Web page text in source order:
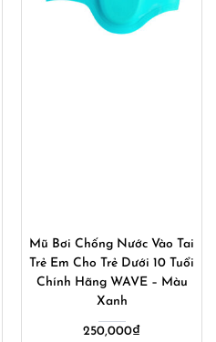
Mũ Bơi Chống Nước Vào Tai
Trẻ Em Cho Trẻ Dưới 10 Tuổi
Chính Hãng WAVE – Màu
Xanh
250,000₫